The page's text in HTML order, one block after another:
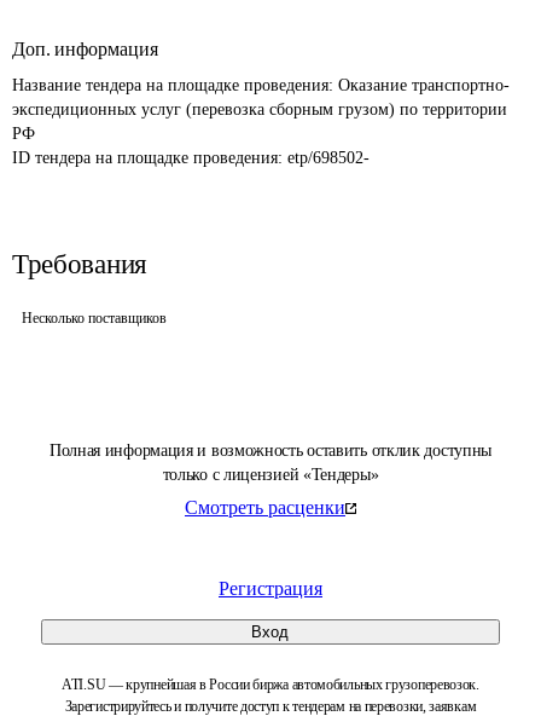
Полная информация и возможность оставить отклик доступны
только с лицензией «Тендеры»
Смотреть расценки
Регистрация
Вход
ATI.SU — крупнейшая в России биржа автомобильных грузоперевозок.
Зарегистрируйтесь и получите доступ к тендерам на перевозки, заявкам
Доп. информация
Название тендера на площадке проведения: Оказание транспортно-
экспедиционных услуг (перевозка сборным грузом) по территории
РФ
ID тендера на площадке проведения: etp/698502-
Требования
Несколько поставщиков